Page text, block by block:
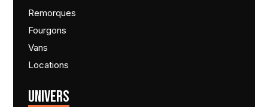
Remorques
Fourgons
Vans
Locations
UNIVERS